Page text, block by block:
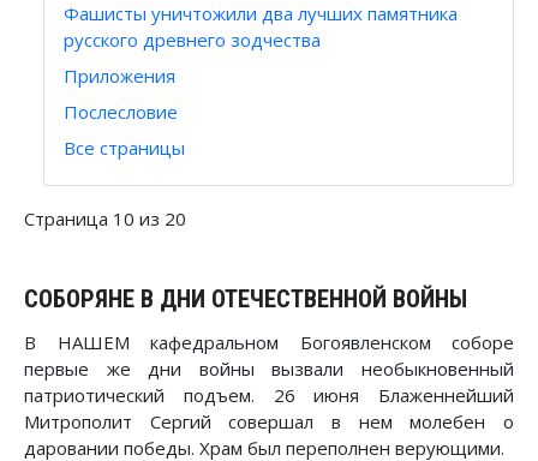
Фашисты уничтожили два лучших памятника
русского древнего зодчества
Приложения
Послесловие
Все страницы
Страница 10 из 20
СОБОРЯНЕ В ДНИ ОТЕЧЕСТВЕННОЙ ВОЙНЫ
В НАШЕМ кафедральном Богоявленском соборе
первые же дни войны вызвали необыкновенный
патриотический подъем. 26 июня Блаженнейший
Митрополит Сергий совершал в нем молебен о
даровании победы. Храм был переполнен верующими.